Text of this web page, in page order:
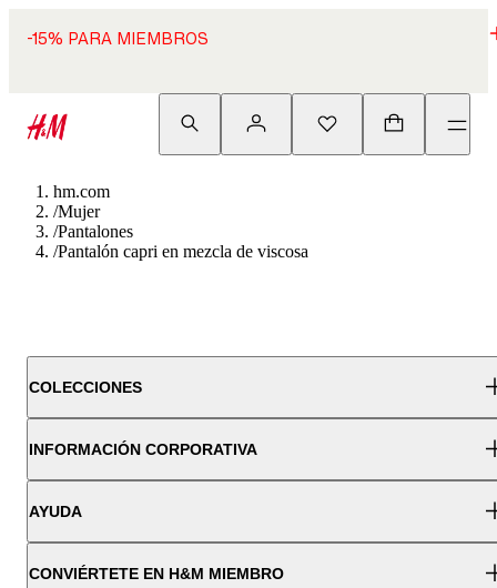
-15% PARA MIEMBROS
hm.com
/Mujer
/Pantalones
/Pantalón capri en mezcla de viscosa
COLECCIONES
INFORMACIÓN CORPORATIVA
AYUDA
CONVIÉRTETE EN H&M MIEMBRO